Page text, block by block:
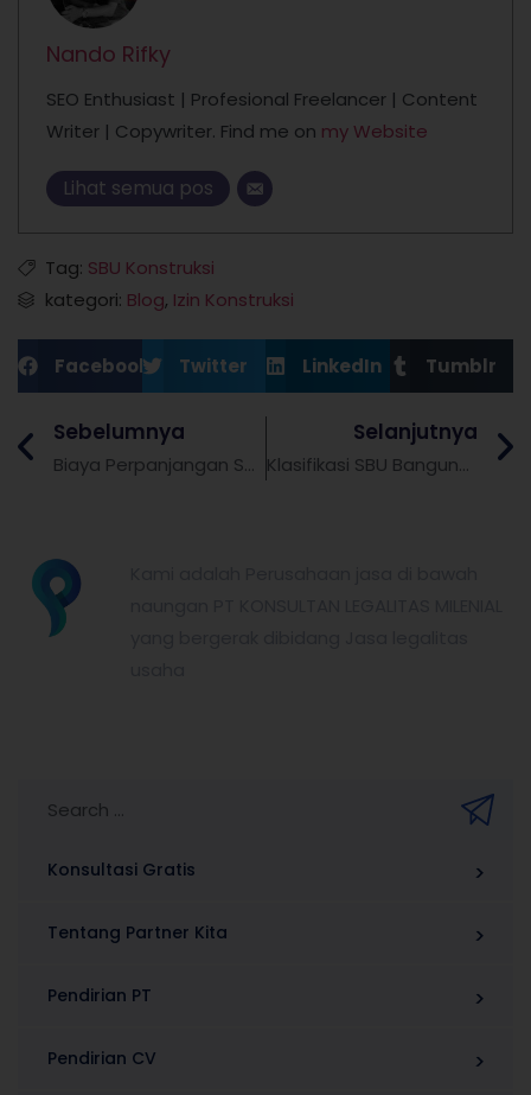
Nando Rifky
SEO Enthusiast | Profesional Freelancer | Content
Writer | Copywriter. Find me on my Website
Lihat semua pos
Tag: SBU Konstruksi
kategori: Blog, Izin Konstruksi
Facebook Twitter LinkedIn Tumblr
Sebelumnya
Biaya Perpanjangan SBU LPJK Terbaru
Selanjutnya
Klasifikasi SBU Bangunan Gedung untuk Jasa Konstruksi
Konsultasi Gratis
Tentang Partner Kita
Pendirian PT
Pendirian CV